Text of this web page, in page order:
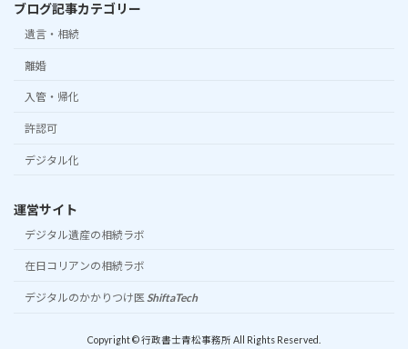
ブログ記事カテゴリー
遺言・相続
離婚
入管・帰化
許認可
デジタル化
運営サイト
デジタル遺産の相続ラボ
在日コリアンの相続ラボ
デジタルのかかりつけ医ShiftaTech
Copyright © 行政書士青松事務所 All Rights Reserved.